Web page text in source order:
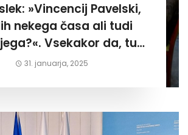
»Vincencij Pavelski,
nekega časa ali tudi
Vsekakor da, tudi
današnjega«
31. januarja, 2025